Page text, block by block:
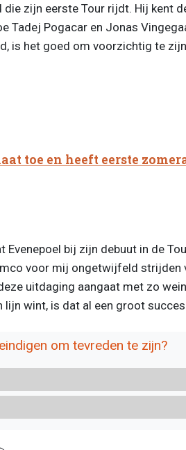
zijn eerste Tour rijdt. Hij kent
Tadej Pogacar en Jonas
is het goed om voorzichtig te
toe en heeft eerste
bij zijn debuut in de
voor mij ongetwijfeld strijden
uitdaging aangaat met zo
lijn wint, is dat al een groot
om tevreden te zijn?